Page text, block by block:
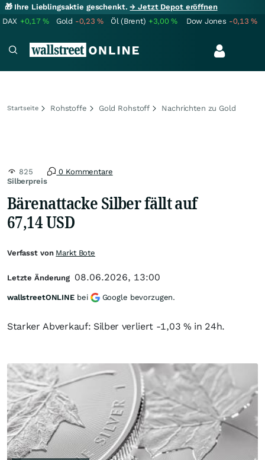
🎁 Ihre Lieblingsaktie geschenkt.→ Jetzt Depot eröffnen
DAX +0,17% Gold -0,23% Öl (Brent) +3,00% Dow Jones -0,13%
Startseite Rohstoffe Gold Rohstoff Nachrichten zu Gold
Silberpreis
825 0 Kommentare
Bärenattacke Silber fällt auf
67,14 USD
Starker Abverkauf: Silber verliert -1,03 % in 24h.
Verfasst von Markt Bote
Letzte Änderung 08.06.2026, 13:00
wallstreetONLINE bei Google bevorzugen.